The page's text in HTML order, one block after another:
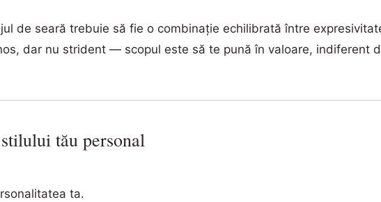
de seară trebuie să fie o combinație echilibrată între
dar nu strident — scopul este să te pună în valoare, indiferent
tău personal
ta.